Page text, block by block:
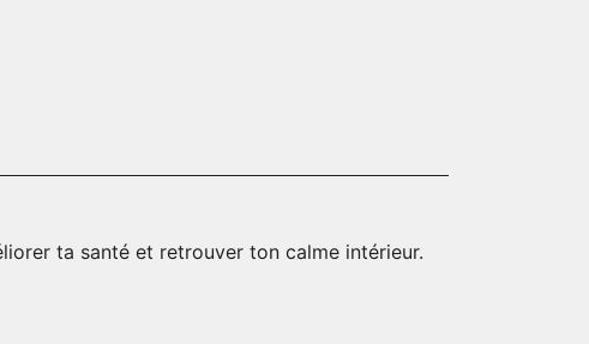
ta santé et retrouver ton calme intérieur.